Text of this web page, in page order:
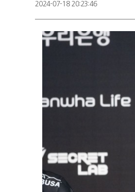
2024-07-18 20:23:46